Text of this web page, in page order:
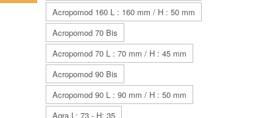
Acropomod 160 L : 160 mm / H : 50 mm
Acropomod 70 Bis
Acropomod 70 L : 70 mm / H : 45 mm
Acropomod 90 Bis
Acropomod 90 L : 90 mm / H : 50 mm
Agra L: 73 - H: 35